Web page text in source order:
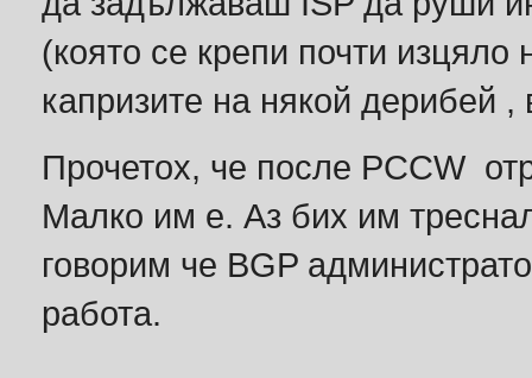
(която се крепи почти
капризите на някой дерибей
Прочетох, че после PCCW
Малко им е. Аз бих им
говорим че BGP
работа.